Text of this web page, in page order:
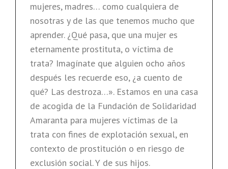
mujeres, madres… como cualquiera de
nosotras y de las que tenemos mucho que
aprender. ¿Qué pasa, que una mujer es
eternamente prostituta, o víctima de
trata? Imagínate que alguien ocho años
después les recuerde eso, ¿a cuento de
qué? Las destroza…». Estamos en una casa
de acogida de la Fundación de Solidaridad
Amaranta para mujeres víctimas de la
trata con fines de explotación sexual, en
contexto de prostitución o en riesgo de
exclusión social. Y de sus hijos.